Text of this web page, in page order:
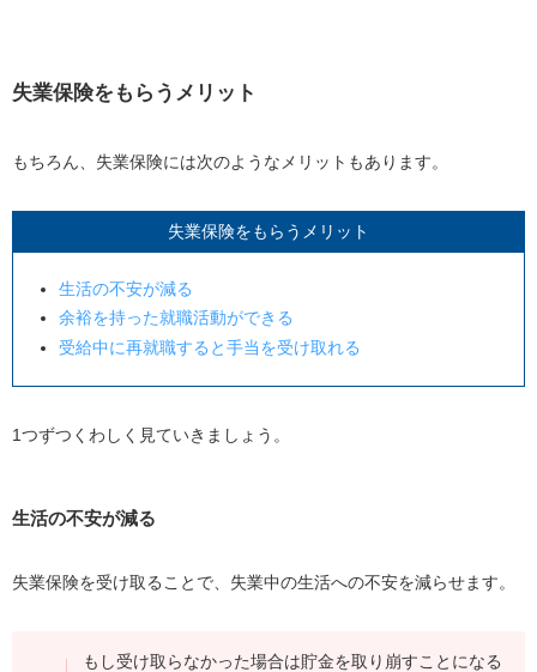
失業保険をもらうメリット
もちろん、失業保険には次のようなメリットもあります。
失業保険をもらうメリット
生活の不安が減る
余裕を持った就職活動ができる
受給中に再就職すると手当を受け取れる
1つずつくわしく見ていきましょう。
生活の不安が減る
失業保険を受け取ることで、失業中の生活への不安を減らせます。
もし受け取らなかった場合は貯金を取り崩すことになる